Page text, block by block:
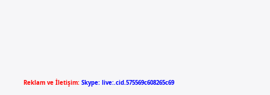
Reklam ve İletişim: Skype: live:.cid.575569c608265c69